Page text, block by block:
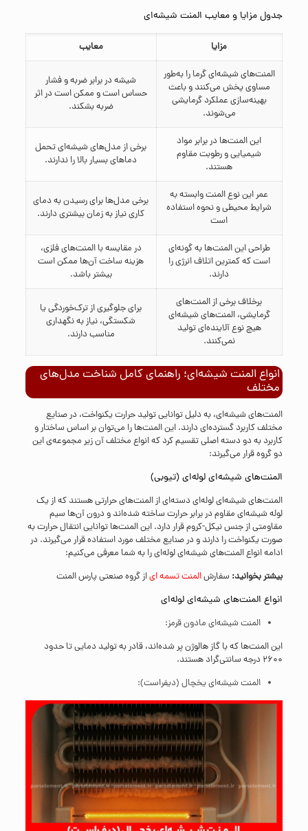
جدول مزایا و معایب المنت شیشه‌ای
مزایا معایب
المنت‌های شیشه‌ای گرما را به‌طور
مساوی پخش می‌کنند و باعث
بهینه‌سازی عملکرد گرمایشی
می‌شوند.
شیشه در برابر ضربه و فشار
حساس است و ممکن است در اثر
ضربه بشکند.
این المنت‌ها در برابر مواد
شیمیایی و رطوبت مقاوم
هستند.
برخی از مدل‌های شیشه‌ای تحمل
دماهای بسیار بالا را ندارند.
عمر این نوع المنت وابسته به
شرایط محیطی و نحوه استفاده
است
برخی مدل‌ها برای رسیدن به دمای
کاری نیاز به زمان بیشتری دارند.
طراحی این المنت‌ها به گونه‌ای
است که کمترین اتلاف انرژی را
دارند.
در مقایسه با المنت‌های فلزی،
هزینه ساخت آن‌ها ممکن است
بیشتر باشد.
برخلاف برخی از المنت‌های
گرمایشی، المنت‌های شیشه‌ای
هیچ نوع آلاینده‌ای تولید
نمی‌کنند.
برای جلوگیری از ترک‌خوردگی یا
شکستگی، نیاز به نگهداری
مناسب دارند.
انواع المنت شیشه‌ای؛ راهنمای کامل شناخت مدل‌های
مختلف
المنت‌های شیشه‌ای، به دلیل توانایی تولید حرارت یکنواخت، در صنایع
مختلف کاربرد گسترده‌ای دارند. این المنت‌ها را می‌توان بر اساس ساختار و
کاربرد به دو دسته اصلی تقسیم کرد که انواع مختلف آن زیر مجموعه‌ی این
دو گروه قرار می‌گیرند:
المنت‌های شیشه‌ای لوله‌ای (تیوبی)
المنت‌های شیشه‌ای لوله‌ای دسته‌ای از المنت‌های حرارتی هستند که از یک
لوله شیشه‌ای مقاوم در برابر حرارت ساخته شده‌اند و درون آن‌ها سیم
مقاومتی از جنس نیکل-کروم قرار دارد. این المنت‌ها توانایی انتقال حرارت به
صورت یکنواخت را دارند و در صنایع مختلف مورد استفاده قرار می‌گیرند. در
ادامه انواع المنت‌های شیشه‌ای لوله‌ای را به شما معرفی می‌کنیم:
بیشتر بخوانید: سفارشالمنت تسمه ایاز گروه صنعتی پارس المنت
انواع المنت‌های شیشه‌ای لوله‌ای
المنت شیشه‌ای مادون قرمز:
این المنت‌ها که با گاز هالوژن پر شده‌اند، قادر به تولید دمایی تا حدود
۲۶۰۰ درجه سانتی‌گراد هستند.
المنت شیشه‌ای یخچال (دیفراست):